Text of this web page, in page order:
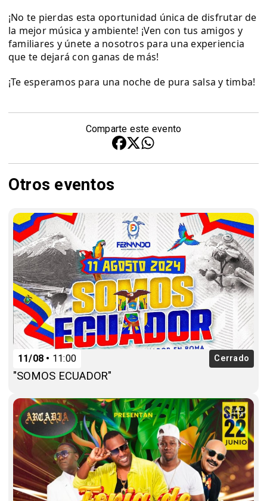
¡No te pierdas esta oportunidad única de disfrutar de
la mejor música y ambiente! ¡Ven con tus amigos y
familiares y únete a nosotros para una experiencia
que te dejará con ganas de más!
¡Te esperamos para una noche de pura salsa y timba!
Otros eventos
11/08 11:00 Cerrado
"SOMOS ECUADOR"
Comparte este evento